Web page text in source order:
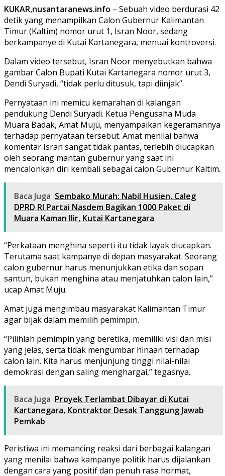
KUKAR,nusantaranews.info – Sebuah video berdurasi 42
detik yang menampilkan Calon Gubernur Kalimantan
Timur (Kaltim) nomor urut 1, Isran Noor, sedang
berkampanye di Kutai Kartanegara, menuai kontroversi.
Dalam video tersebut, Isran Noor menyebutkan bahwa
gambar Calon Bupati Kutai Kartanegara nomor urut 3,
Dendi Suryadi, “tidak perlu ditusuk, tapi diinjak”.
Pernyataan ini memicu kemarahan di kalangan
pendukung Dendi Suryadi. Ketua Pengusaha Muda
Muara Badak, Amat Muju, menyampaikan kegeramannya
terhadap pernyataan tersebut. Amat menilai bahwa
komentar Isran sangat tidak pantas, terlebih diucapkan
oleh seorang mantan gubernur yang saat ini
mencalonkan diri kembali sebagai calon Gubernur Kaltim.
Baca Juga Sembako Murah: Nabil Husien, Caleg
DPRD RI Partai Nasdem Bagikan 1000 Paket di
Muara Kaman Ilir, Kutai Kartanegara
“Perkataan menghina seperti itu tidak layak diucapkan.
Terutama saat kampanye di depan masyarakat. Seorang
calon gubernur harus menunjukkan etika dan sopan
santun, bukan menghina atau menjatuhkan calon lain,”
ucap Amat Muju.
Amat juga mengimbau masyarakat Kalimantan Timur
agar bijak dalam memilih pemimpin.
“Pilihlah pemimpin yang beretika, memiliki visi dan misi
yang jelas, serta tidak mengumbar hinaan terhadap
calon lain. Kita harus menjunjung tinggi nilai-nilai
demokrasi dengan saling menghargai,” tegasnya.
Baca Juga Proyek Terlambat Dibayar di Kutai
Kartanegara, Kontraktor Desak Tanggung Jawab
Pemkab
Peristiwa ini memancing reaksi dari berbagai kalangan
yang menilai bahwa kampanye politik harus dijalankan
dengan cara yang positif dan penuh rasa hormat,